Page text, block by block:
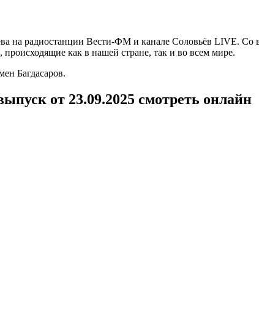
на радиостанции Вести-ФМ и канале Соловьёв LIVE. Со
как в нашей стране, так и во всем мире.
Багдасаров.
от 23.09.2025 смотреть онлайн